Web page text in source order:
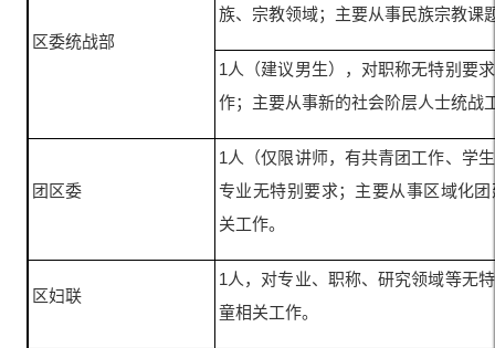
区委统战部
族、宗教领域；主要从事民族宗教课
1人（建议男生），对职称无特别要
作；主要从事新的社会阶层人士统战
团区委
1人（仅限讲师，有共青团工作、学
专业无特别要求；主要从事区域化
关工作。
区妇联
1人，对专业、职称、研究领域等无
童相关工作。